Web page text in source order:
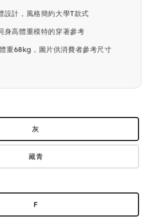
設計，風格簡約大學T款式
身高體重模特的穿著參考
重68kg，圖片供消費者參考尺寸
灰
藏青
F